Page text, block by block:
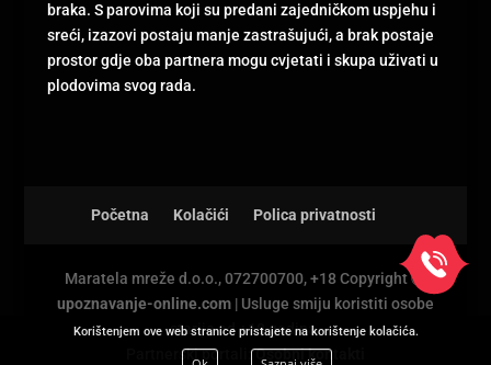
braka. S parovima koji su predani zajedničkom uspjehu i
sreći, izazovi postaju manje zastrašujući, a brak postaje
prostor gdje oba partnera mogu cvjetati i skupa uživati u
plodovima svog rada.
Početna Kolačići Polica privatnosti
Maratela mreže d.o.o., 072700700, +18 Copyright Ⓒ
upoznavanje-online.com| Usluge smiju koristiti osobe
starije od +18 godina.
Partnerski portali:Osobni kontakti
Korištenjem ove web stranice pristajete na korištenje kolačića.